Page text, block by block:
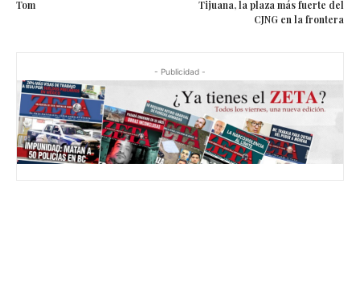
Tom
Tijuana, la plaza más fuerte del
CJNG en la frontera
- Publicidad -